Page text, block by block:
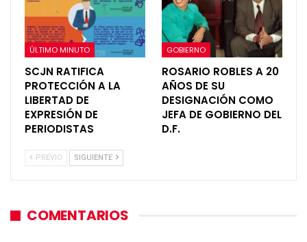
ÚLTIMO MINUTO
SCJN RATIFICA
PROTECCIÓN A LA
LIBERTAD DE
EXPRESIÓN DE
PERIODISTAS
GOBIERNO
ROSARIO ROBLES A 20
AÑOS DE SU
DESIGNACIÓN COMO
JEFA DE GOBIERNO DEL
D.F.
PREVIO SIGUIENTE
COMENTARIOS